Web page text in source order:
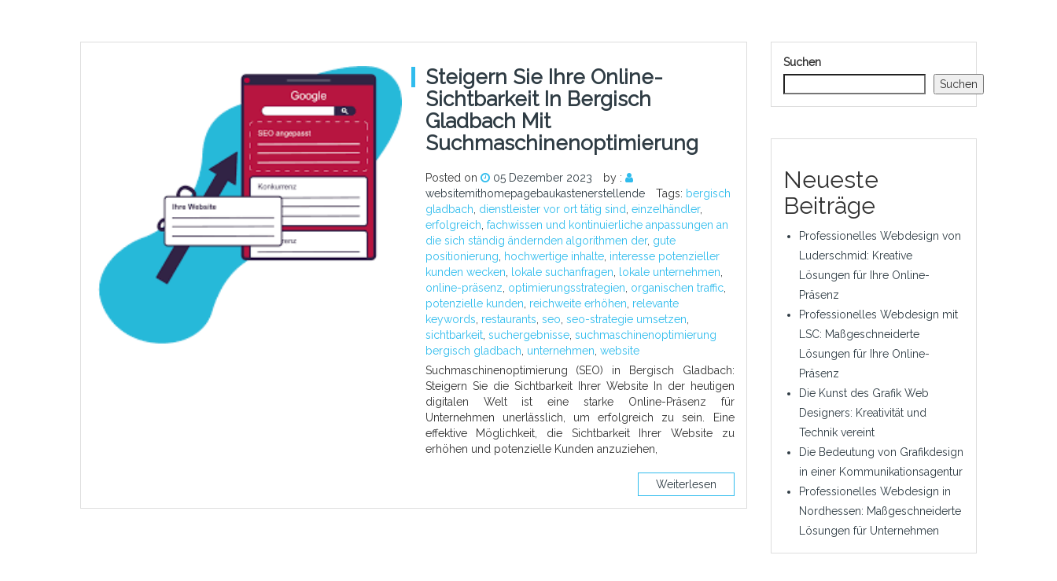
Steigern Sie Ihre Online-
Sichtbarkeit In Bergisch
Gladbach Mit
Suchmaschinenoptimierung
Posted on 05 Dezember 2023
by :
websitemithomepagebaukastenerstellende
Tags: bergisch
gladbach dienstleister vor ort tätig sind einzelhändler,
erfolgreich fachwissen und kontinuierliche anpassungen an
die sich ständig ändernden algorithmen der, gute
positionierung
hochwertige inhalte, interesse potenzieller
kunden wecken
lokale suchanfragen lokale unternehmen
online-präsenz optimierungsstrategien organischen traffic,
potenzielle kunden reichweite erhöhen relevante
keywords restaurants seo seo-strategie umsetzen
sichtbarkeit, suchergebnisse, suchmaschinenoptimierung
bergisch gladbach unternehmen website
Suchmaschinenoptimierung (SEO) in Bergisch Gladbach:
Steigern Sie die Sichtbarkeit Ihrer Website In der heutigen
digitalen Welt ist eine starke Online-Präsenz für
Unternehmen unerlässlich, um erfolgreich zu sein. Eine
effektive Möglichkeit, die Sichtbarkeit Ihrer Website zu
erhöhen und potenzielle Kunden anzuziehen,
Weiterlesen
Suchen
Suchen
Neueste
Beiträge
Professionelles Webdesign von
Luderschmid: Kreative
Lösungen für Ihre Online-
Präsenz
Professionelles Webdesign mit
LSC: Maßgeschneiderte
Lösungen für Ihre Online-
Präsenz
Die Kunst des Grafik Web
Designers: Kreativität und
Technik vereint
Die Bedeutung von Grafikdesign
in einer Kommunikationsagentur
Professionelles Webdesign in
Nordhessen: Maßgeschneiderte
Lösungen für Unternehmen